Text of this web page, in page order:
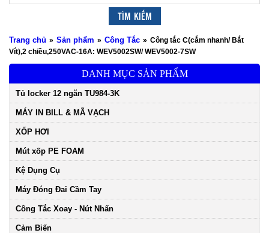
Trang chủ » Sản phẩm » Công Tắc » Công tắc C(cắm nhanh/ Bắt
Vít),2 chiều,250VAC-16A: WEV5002SW/ WEV5002-7SW
DANH MỤC SẢN PHẨM
Tủ locker 12 ngăn TU984-3K
MÁY IN BILL & MÃ VẠCH
XỐP HƠI
Mút xốp PE FOAM
Kệ Dụng Cụ
Máy Đóng Đai Cầm Tay
Công Tắc Xoay - Nút Nhấn
Cảm Biến